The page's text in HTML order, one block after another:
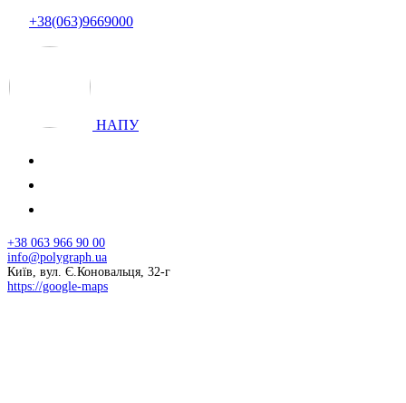
+38(063)9669000
НАПУ
+38 063 966 90 00
info@polygraph.ua
Київ, вул. Є.Коновальця, 32-г
https://google-maps